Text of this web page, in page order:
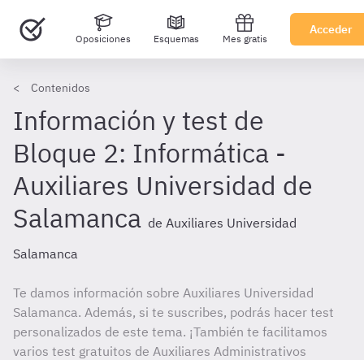
Oposiciones Esquemas Mes gratis
Acceder
Contenidos
Información y test de
Bloque 2: Informática -
Auxiliares Universidad de
Salamanca de Auxiliares Universidad
Salamanca
Te damos información sobre Auxiliares Universidad
Salamanca. Además, si te suscribes, podrás hacer test
personalizados de este tema. ¡También te facilitamos
varios test gratuitos de Auxiliares Administrativos